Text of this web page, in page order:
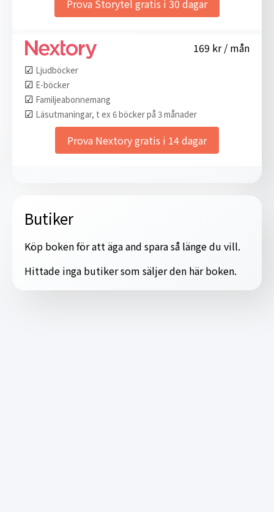
Prova Storytel gratis i 30 dagar
169 kr / mån
☑︎ Ljudböcker
☑︎ E-böcker
☑︎ Familjeabonnemang
☑︎ Läsutmaningar, t ex 6 böcker på 3 månader
Prova Nextory gratis i 14 dagar
Butiker
Köp boken för att äga and spara så länge du vill.
Hittade inga butiker som säljer den här boken.